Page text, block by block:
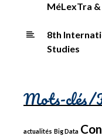
MéLexTra
8th
Studies
Mots-clés/
actualités Big Data